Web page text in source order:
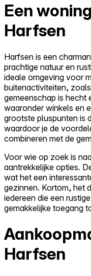
Een
Harfsen
Harfsen is een
prachtige natuur en
ideale omgeving voor
buitenactiviteiten,
gemeenschap is hecht
waaronder winkels en
grootste pluspunten is
waardoor je de
combineren met de
Voor wie op zoek is
aantrekkelijke opties.
wat het een
gezinnen. Kortom, het
iedereen die een
gemakkelijke toegang
Harfsen